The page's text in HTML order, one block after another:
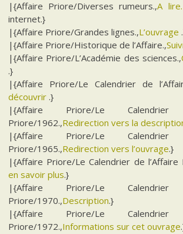
|{Affaire Priore/Diverses rumeurs.,A lire.
internet.}
|{Affaire Priore/Grandes lignes.,L’ouvrage
|{Affaire Priore/Historique de l’Affaire.,
|{Affaire Priore/L’Académie des sciences.,
.}
|{Affaire Priore/Le Calendrier de
découvrir .}
|{Affaire Priore/Le
Priore/1962.,Redirection vers la
|{Affaire Priore/Le
Priore/1965.,Redirection vers l’ouvrage.}
|{Affaire Priore/Le Calendrier de l’Affaire
en savoir plus.}
|{Affaire Priore/Le
Priore/1970.,Description.}
|{Affaire Priore/Le
Priore/1972.,Informations sur cet ouvrage